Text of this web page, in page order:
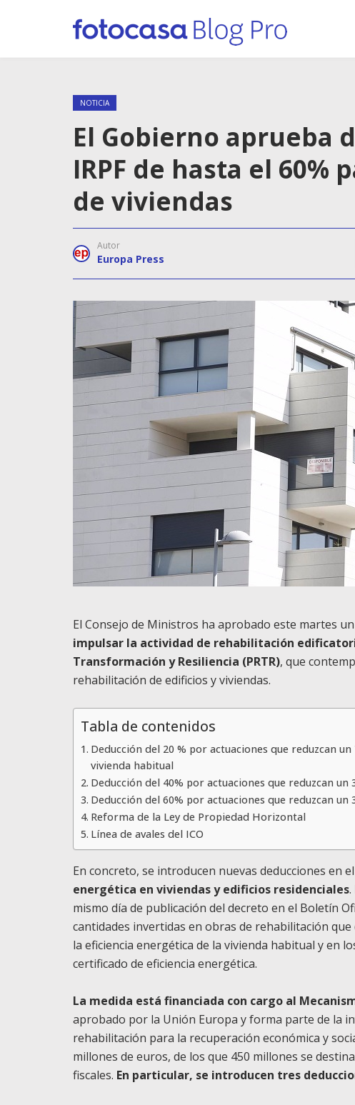
NOTICIA
El Gobierno aprueba
IRPF de hasta el
de viviendas
Autor
Europa Press
El Consejo de Ministros ha aprobado este martes
impulsar la actividad de rehabilitación
Transformación y Resiliencia (PRTR), que
rehabilitación de edificios y viviendas.
Tabla de contenidos
Deducción del 20 % por actuaciones que reduzcan
vivienda habitual
Deducción del 40% por actuaciones que reduzcan
Deducción del 60% por actuaciones que reduzcan
Reforma de la Ley de Propiedad Horizontal
Línea de avales del ICO
En concreto, se introducen nuevas deducciones en
energética en viviendas y edificios residenciales
mismo día de publicación del decreto en el Boletín
cantidades invertidas en obras de rehabilitación
la eficiencia energética de la vivienda habitual y en
certificado de eficiencia energética.
La medida está financiada con cargo al
aprobado por la Unión Europa y forma parte de la
rehabilitación para la recuperación económica y
millones de euros, de los que 450 millones se
fiscales. En particular, se introducen tres